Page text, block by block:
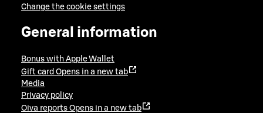
Change the cookie settings
General information
Bonus with Apple Wallet
Gift card Opens in a new tab
Media
Privacy policy
Oiva reports Opens in a new tab